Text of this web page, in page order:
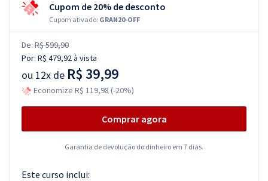
Cupom de 20% de desconto
Cupom ativado: GRAN20-OFF
De: R$ 599,90
Por: R$ 479,92à vista
ou 12x de R$ 39,99
Economize R$ 119,98 (-20%)
Comprar agora
Garantia de devolução do dinheiro em 7 dias.
Este curso inclui: